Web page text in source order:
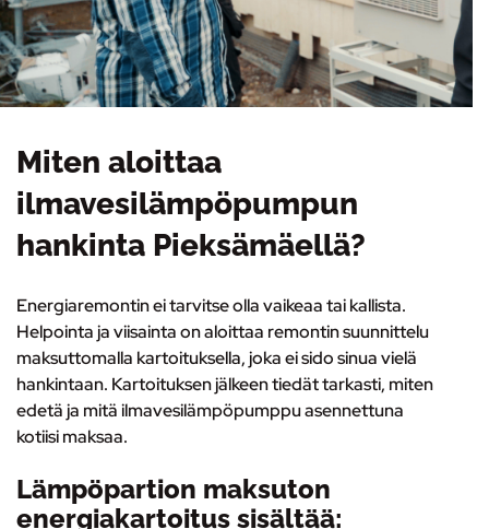
Miten aloittaa
ilmavesilämpöpumpun
hankinta Pieksämäellä?
Energiaremontin ei tarvitse olla vaikeaa tai kallista.
Helpointa ja viisainta onaloittaa remontin suunnittelu
maksuttomalla kartoituksella, joka ei sido sinua vielä
hankintaan. Kartoituksen jälkeen tiedät tarkasti, miten
edetä ja mitä ilmavesilämpöpumppu asennettuna
kotiisi maksaa.
Lämpöpartion maksuton
energiakartoitus sisältää: